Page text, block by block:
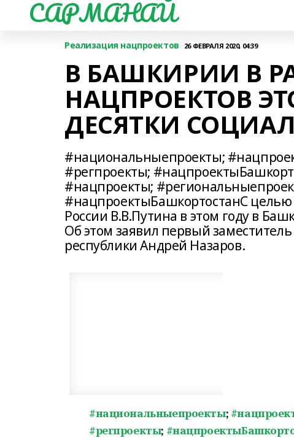
САРМАНАЙ
Реализация нацпроектов 26 ФЕВРАЛЯ 2020, 04:39
В БАШКИРИИ В
НАЦПРОЕКТОВ
ДЕСЯТКИ
#национальныепроекты;
#регпроекты;
#нацпроекты;
#нацпроектыБашкортостанС целью
России В.В.Путина в этом году в
Об этом заявил первый
республики Андрей Назаров.
#национальныепроекты;
#регпроекты;